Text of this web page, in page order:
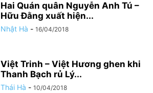
Hai Quán quân Nguyễn Anh Tú –
Hữu Đằng xuất hiện...
Nhật Hà - 16/04/2018
Việt Trinh – Việt Hương ghen khi
Thanh Bạch rủ Lý...
Thái Hà - 10/04/2018